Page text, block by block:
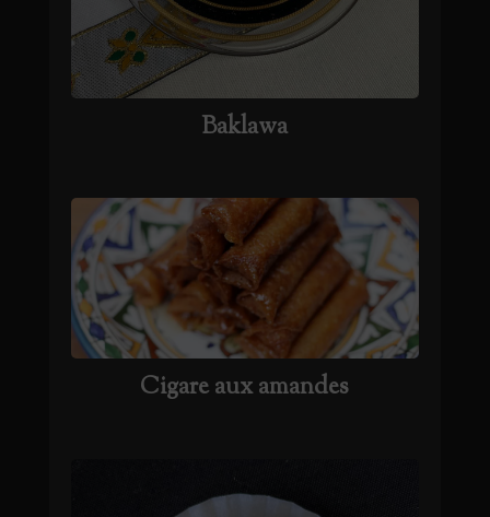
Baklawa
Cigare aux amandes